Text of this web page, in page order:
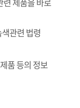
관련 법령
품 등의 정보